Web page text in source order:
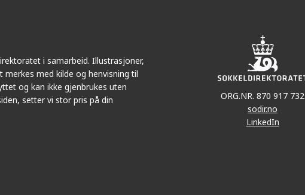
i samarbeid. Illustrasjoner,
med kilde og henvisning til
og kan ikke gjenbrukes uten
setter vi stor pris på din
ORG.NR. 870 917 732
sodir.no
LinkedIn